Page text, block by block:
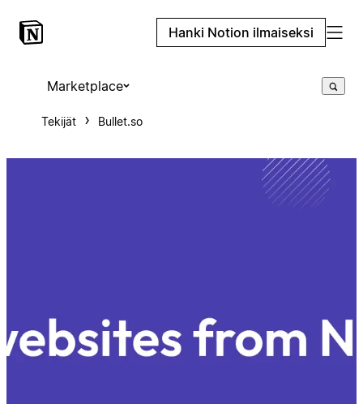
Hanki Notion ilmaiseksi
Marketplace
Tekijät Bullet.so